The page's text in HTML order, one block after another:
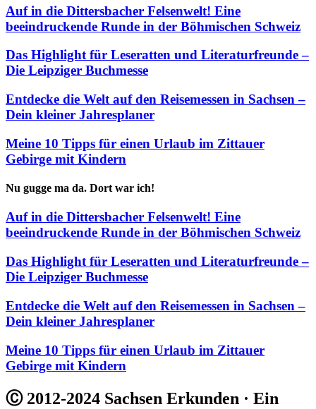
Auf in die Dittersbacher Felsenwelt! Eine
beeindruckende Runde in der Böhmischen Schweiz
Das Highlight für Leseratten und Literaturfreunde –
Die Leipziger Buchmesse
Entdecke die Welt auf den Reisemessen in Sachsen –
Dein kleiner Jahresplaner
Meine 10 Tipps für einen Urlaub im Zittauer
Gebirge mit Kindern
Nu gugge ma da. Dort war ich!
Auf in die Dittersbacher Felsenwelt! Eine
beeindruckende Runde in der Böhmischen Schweiz
Das Highlight für Leseratten und Literaturfreunde –
Die Leipziger Buchmesse
Entdecke die Welt auf den Reisemessen in Sachsen –
Dein kleiner Jahresplaner
Meine 10 Tipps für einen Urlaub im Zittauer
Gebirge mit Kindern
Ⓒ 2012-2024 Sachsen Erkunden · Ein